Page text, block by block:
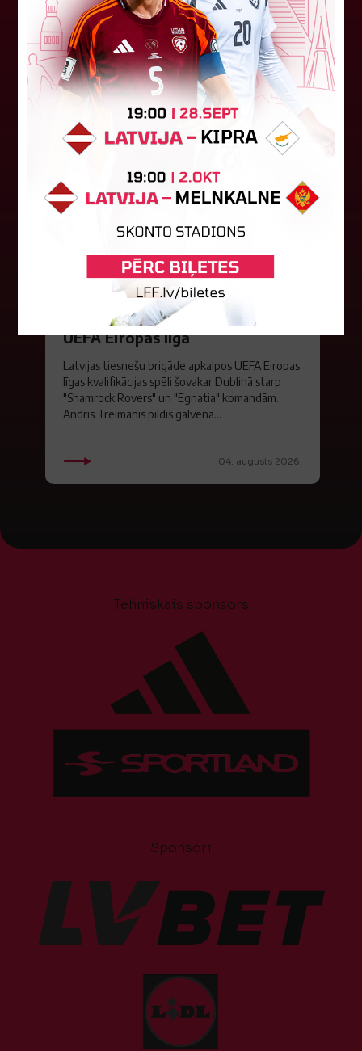
Otrdien Latvijas klubs FK "Auda" aizvadīja UEFA
Konferences līgas kvalifikācijas trešās kārtas
pirmo spēli, savu skatītāju priekšā "Skonto"
stadionā Rīgā ar 1:0 uzveica...
04. augusts 2026.
Latvijas tiesnešiem uztic darbu
UEFA Eiropas līgā
Latvijas tiesnešu brigāde apkalpos UEFA Eiropas
līgas kvalifikācijas spēli šovakar Dublinā starp
"Shamrock Rovers" un "Egnatia" komandām.
Andris Treimanis pildīs galvenā...
04. augusts 2026.
Tehniskais sponsors
Sponsori